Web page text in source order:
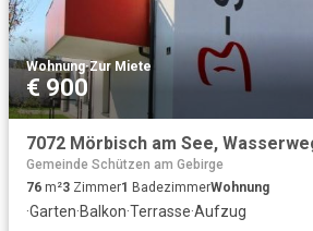
Wohnung·Zur Miete
€ 900
7072 Mörbisch am See,
Gemeinde Schützen am Gebirge
76 m²3 Zimmer1 BadezimmerWohnung
·Garten·Balkon·Terrasse·Aufzug